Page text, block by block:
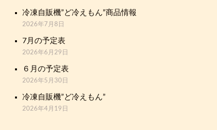
冷凍自販機”ど冷えもん”商品情報
2026年7月8日
7月の予定表
2026年6月29日
６月の予定表
2026年5月30日
冷凍自販機”ど冷えもん”
2026年4月19日